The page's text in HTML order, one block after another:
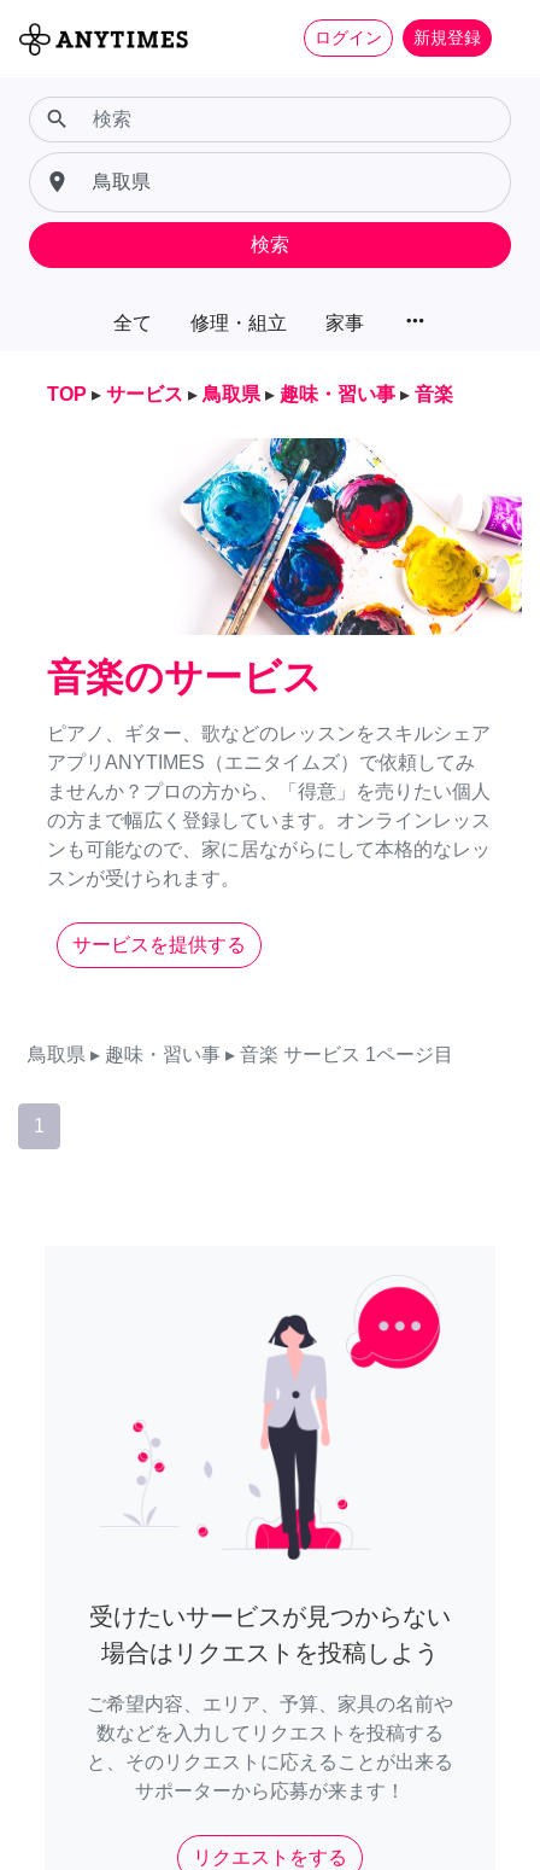
ログイン 新規登録
全て 修理・組立 家事 more_horiz
search
place
検索
TOP ▸ サービス ▸ 鳥取県 ▸ 趣味・習い事 ▸ 音楽
音楽のサービス
ピアノ、ギター、歌などのレッスンをスキルシェア
アプリANYTIMES（エニタイムズ）で依頼してみ
ませんか？プロの方から、「得意」を売りたい個人
の方まで幅広く登録しています。オンラインレッス
ンも可能なので、家に居ながらにして本格的なレッ
スンが受けられます。
サービスを提供する
鳥取県 ▸ 趣味・習い事 ▸ 音楽 サービス 1ページ目
1
受けたいサービスが見つからない
場合はリクエストを投稿しよう
ご希望内容、エリア、予算、家具の名前や
数などを入力してリクエストを投稿する
と、そのリクエストに応えることが出来る
サポーターから応募が来ます！
リクエストをする